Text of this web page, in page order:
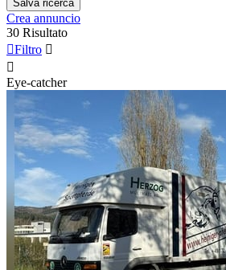
Salva ricerca
Crea annuncio
30 Risultato
Filtro 

Eye-catcher